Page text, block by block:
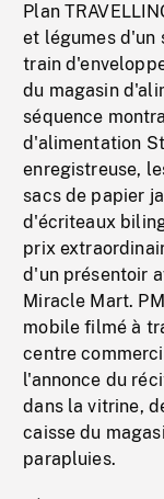
Plan
et légumes d'un
train
du magasin
séquence
d'alimentation
enregistreuse,
sacs de papier
d'écriteaux
prix
d'un présentoir
Miracle Mart.
mobile filmé à
centre
l'annonce du
dans la vitrine,
caisse du
parapluies.